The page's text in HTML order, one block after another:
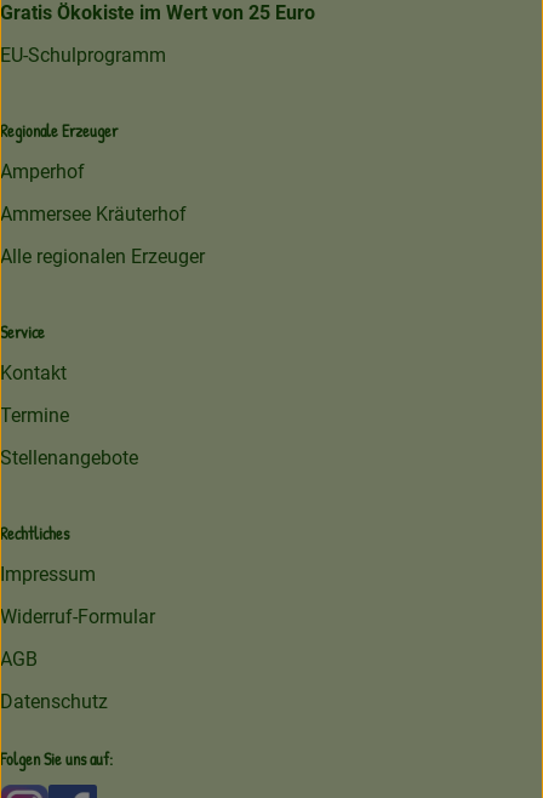
Gratis Ökokiste im Wert von 25 Euro
EU-Schulprogramm
Regionale Erzeuger
Amperhof
Ammersee Kräuterhof
Alle regionalen Erzeuger
Service
Kontakt
Termine
Stellenangebote
Rechtliches
Impressum
Widerruf-Formular
AGB
Datenschutz
Folgen Sie uns auf: